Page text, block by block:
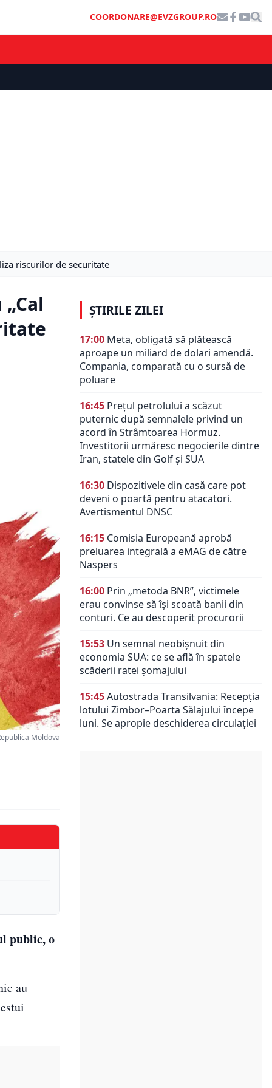
COORDONARE@EVZGROUP.RO
riscurilor de securitate
Moldova
public, o
au
ȘTIRILE ZILEI
17:00 Meta, obligată să plătească
aproape un miliard de dolari amendă.
Compania, comparată cu o sursă de
poluare
16:45 Prețul petrolului a scăzut
puternic după semnalele privind un
acord în Strâmtoarea Hormuz.
Investitorii urmăresc negocierile dintre
Iran, statele din Golf și SUA
16:30 Dispozitivele din casă care pot
deveni o poartă pentru atacatori.
Avertismentul DNSC
16:15 Comisia Europeană aprobă
preluarea integrală a eMAG de către
Naspers
16:00 Prin „metoda BNR”, victimele
erau convinse să își scoată banii din
conturi. Ce au descoperit procurorii
15:53 Un semnal neobișnuit din
economia SUA: ce se află în spatele
scăderii ratei șomajului
15:45Autostrada Transilvania: Recepția
lotului Zimbor–Poarta Sălajului începe
luni. Se apropie deschiderea circulației